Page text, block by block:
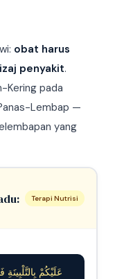
obat harus
penyakit.
Kering pada
Lembap —
yang
Terapi Nutrisi
عَلَيْكُمْ